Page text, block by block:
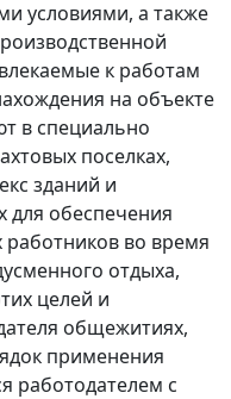
условиями, а также
к работам
на объекте
в специально
поселках,
зданий и
для обеспечения
работников во время
отдыха,
целей и
общежитиях,
применения
работодателем с